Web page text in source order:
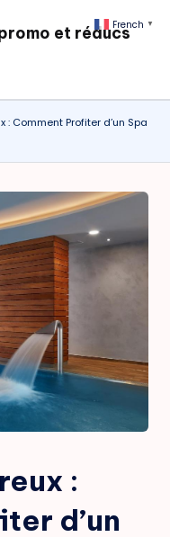
et réducs
: Comment Profiter d’un Spa
:
d’un
French ▼